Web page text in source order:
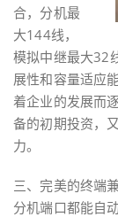
合，分机最
大144线，
模拟中继最大32
展性和容量适应
着企业的发展而
备的初期投资，
力。
三、完美的终端
分机端口都能自